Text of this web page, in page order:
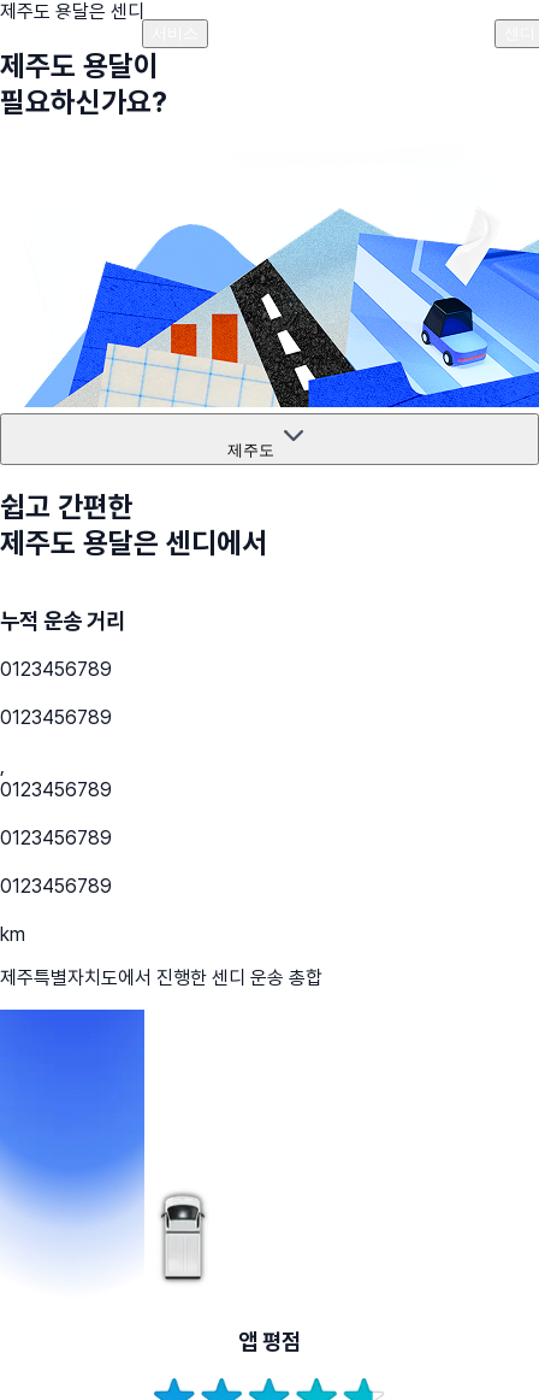
제주도 용달은 센디
제주도 용달이
필요하신가요?
제주도
쉽고 간편한
제주도 용달은 센디에서
누적 운송 거리
0123456789
0123456789
,
0123456789
0123456789
0123456789
km
제주특별자치도에서 진행한 센디 운송 총합
앱 평점